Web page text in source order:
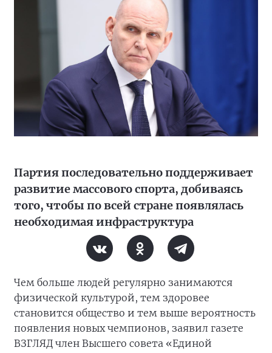
Партия последовательно поддерживает
развитие массового спорта, добиваясь
того, чтобы по всей стране появлялась
необходимая инфраструктура
Чем больше людей регулярно занимаются
физической культурой, тем здоровее
становится общество и тем выше вероятность
появления новых чемпионов, заявил газете
ВЗГЛЯД член Высшего совета «Единой